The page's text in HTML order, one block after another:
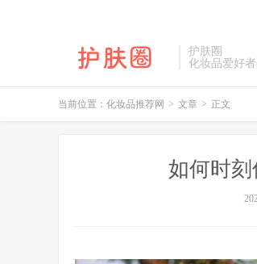
护肤圈
化妆品爱好
当前位置： 化妆品推荐网 > 文章 > 正文
如何时刻